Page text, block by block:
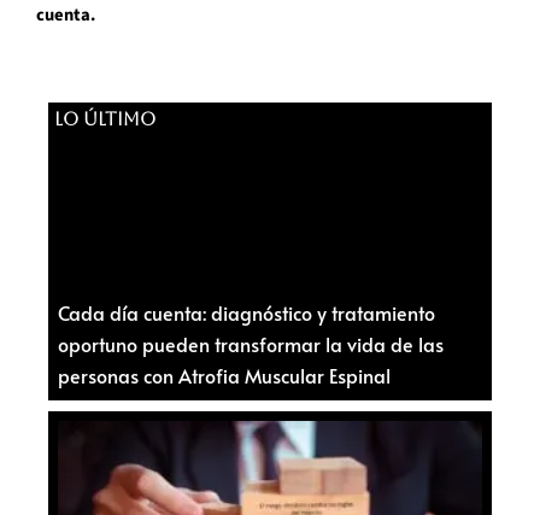
cuenta.
LO ÚLTIMO
Cada día cuenta: diagnóstico y tratamiento
oportuno pueden transformar la vida de las
personas con Atrofia Muscular Espinal